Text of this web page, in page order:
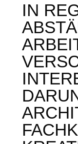
IN